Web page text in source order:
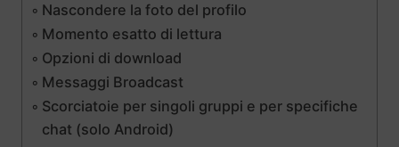
Nascondere la foto del profilo
Momento esatto di lettura
Opzioni di download
Messaggi Broadcast
Scorciatoie per singoli gruppi e per specifiche
chat (solo Android)